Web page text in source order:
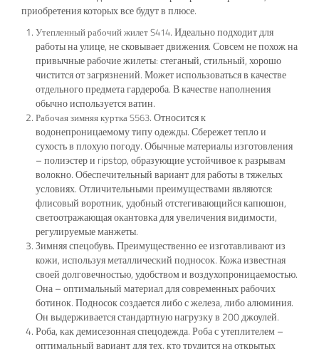
приобретения которых все будут в плюсе.
Утепленный рабочий жилет S414. Идеально подходит для
работы на улице, не сковывает движения. Совсем не похож на
привычные рабочие жилеты: стеганый, стильный, хорошо
чистится от загрязнений. Может использоваться в качестве
отдельного предмета гардероба. В качестве наполнения
обычно используется ватин.
Рабочая зимняя куртка S563. Относится к
водонепроницаемому типу одежды. Сбережет тепло и
сухость в плохую погоду. Обычные материалы изготовления
– полиэстер и ripstop, образующие устойчивое к разрывам
волокно. Обеспечительный вариант для работы в тяжелых
условиях. Отличительными преимуществами являются:
флисовый воротник, удобный отстегивающийся капюшон,
светоотражающая окантовка для увеличения видимости,
регулируемые манжеты.
Зимняя спецобувь. Преимущественно ее изготавливают из
кожи, используя металлический подносок. Кожа известная
своей долговечностью, удобством и воздухопроницаемостью.
Она – оптимальный материал для современных рабочих
ботинок. Подносок создается либо с железа, либо алюминия.
Он выдерживается стандартную нагрузку в 200 джоулей.
Роба, как демисезонная спецодежда. Роба с утеплителем –
оптимальный вариант для тех, кто трудится на открытых